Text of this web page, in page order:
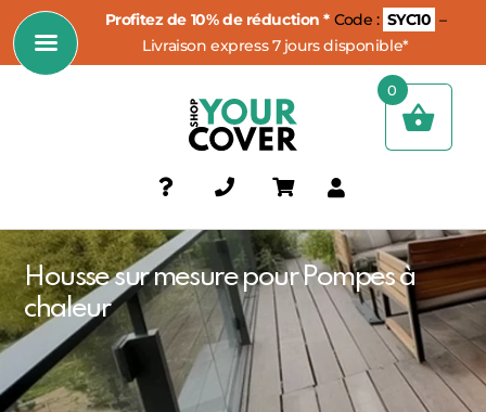
Profitez de 10% de réduction * Code : SYC10 –
Livraison express 7 jours disponible*
Housse sur mesure pour Pompes à
chaleur
0